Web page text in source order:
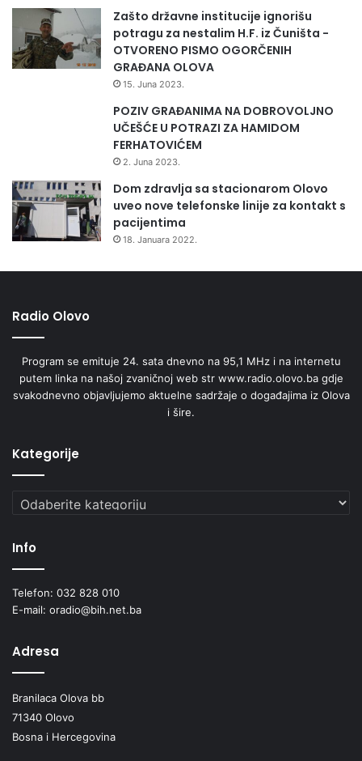
Zašto državne institucije ignorišu
potragu za nestalim H.F. iz Čuništa -
OTVORENO PISMO OGORČENIH
GRAĐANA OLOVA
15. Juna 2023.
POZIV GRAĐANIMA NA DOBROVOLJNO
UČEŠĆE U POTRAZI ZA HAMIDOM
FERHATOVIĆEM
2. Juna 2023.
Dom zdravlja sa stacionarom Olovo
uveo nove telefonske linije za kontakt s
pacijentima
18. Januara 2022.
Radio Olovo
Program se emituje 24. sata dnevno na 95,1 MHz i na internetu
putem linka na našoj zvaničnoj web str www.radio.olovo.ba gdje
svakodnevno objavljujemo aktuelne sadržaje o događajima iz Olova
i šire.
Kategorije
Kategorije
Info
Telefon: 032 828 010
E-mail: oradio@bih.net.ba
Adresa
Branilaca Olova bb
71340 Olovo
Bosna i Hercegovina